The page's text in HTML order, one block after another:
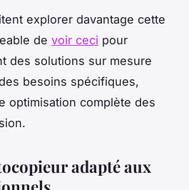
explorer davantage cette
de voir ceci pour
des solutions sur mesure
besoins spécifiques,
optimisation complète des
adapté aux